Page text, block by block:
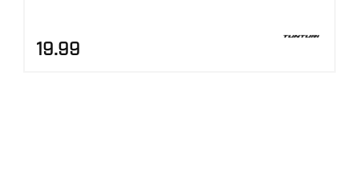
19.99